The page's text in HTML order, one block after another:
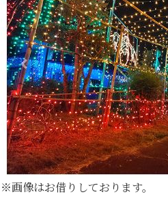
※画像はお借りしております。